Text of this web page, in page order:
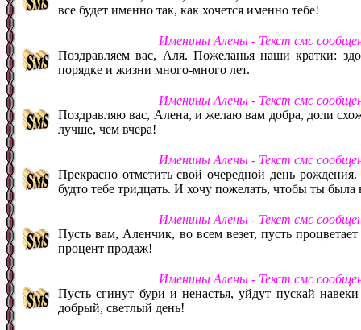
все будет именно так, как хочется именно тебе!
Именины Алены - Текст смс
Поздравляем вас, Аля. Пожеланья наши кратки:
порядке и жизни много-много лет.
Именины Алены - Текст смс
Поздравляю вас, Алена, и желаю вам добра, доли
лучше, чем вчера!
Именины Алены - Текст смс
Прекрасно отметить свой очередной день
будто тебе тридцать. И хочу пожелать, чтобы ты
Именины Алены - Текст смс
Пусть вам, Аленчик, во всем везет, пусть
процент продаж!
Именины Алены - Текст смс
Пусть сгинут бури и ненастья, уйдут пускай
добрый, светлый день!